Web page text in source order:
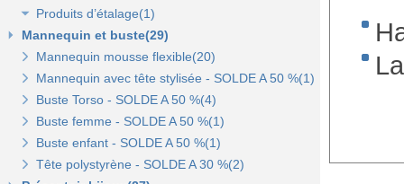
Liens manuels anti-vol et biodégradables(5)
Pinces crevettes(2)
Etiquettes à trou(0)
Etiquettes de prix autocollantes(11)
Etiquettes cadeaux autocollantes(11)
Etiquettes soldes et promo autocollantes(12)
Etiquettes soldes, remises et promo(9)
Etiquettes pour commerce et cartes cadeaux(15)
Porte-prix(14)
Porte-étiquette à pince et à clipser(7)
Étiqueteuses et rouleaux encreurs(2)
Agrafeuse et agrafes(1)
Cartes cadeaux(2)
Scotch, stylo, post-it(11)
Produits d’étalage(1)
Epingles(1)
Fil nylon(0)
Mannequin et buste(29)
Mannequin mousse flexible(20)
Mannequin avec tête stylisée - SOLDE A 50 %(1)
Buste Torso - SOLDE A 50 %(4)
Buste femme - SOLDE A 50 %(1)
Buste enfant - SOLDE A 50 %(1)
Tête polystyrène - SOLDE A 30 %(2)